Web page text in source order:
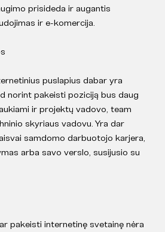
prisideda ir augantis
ir e-komercija.
puslapius dabar yra
norint pakeisti poziciją bus daug
ir projektų vadovo, team
skyriaus vadovu. Yra dar
samdomo darbuotojo karjera,
arba savo verslo, susijusio su
pakeisti internetinę svetainę nėra